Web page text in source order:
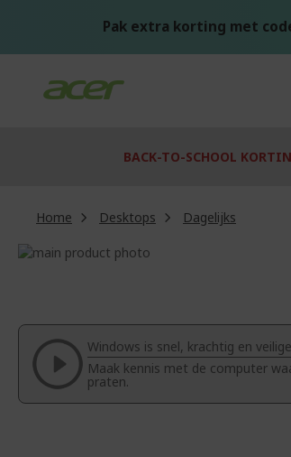
Pak extra korting met
BACK-TO-SCHOOL
Home Desktops
Dagelijks
Ga
van
afbeeldingen-
gallerij
begin
afbeeldingen-
gallerij
Windows is snel, krachtig en
Maak kennis met de computer
praten.